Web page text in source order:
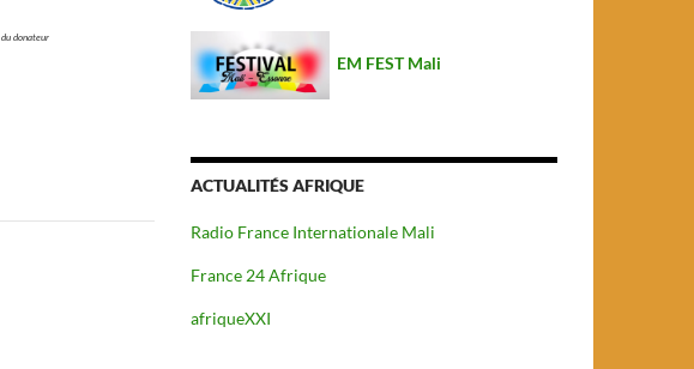
du donateur
EM FEST Mali
ACTUALITÉS AFRIQUE
Radio France Internationale Mali
France 24 Afrique
afriqueXXI